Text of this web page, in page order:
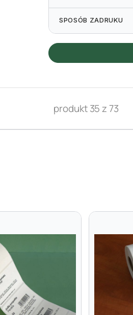
SPOSÓB ZADRUKU
produkt 35 z 73